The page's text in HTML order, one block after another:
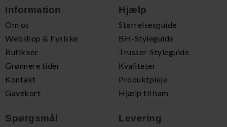
Information
Om os
Webshop & Fysiske
Butikker
Grønnere tider
Kontakt
Gavekort
Hjælp
Størrelsesguide
BH-Styleguide
Trusser-Styleguide
Kvaliteter
Produktpleje
Hjælp til ham
Spørgsmål Levering